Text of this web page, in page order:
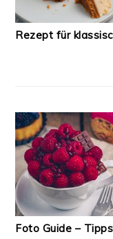
Rezept für
Foto Guide –